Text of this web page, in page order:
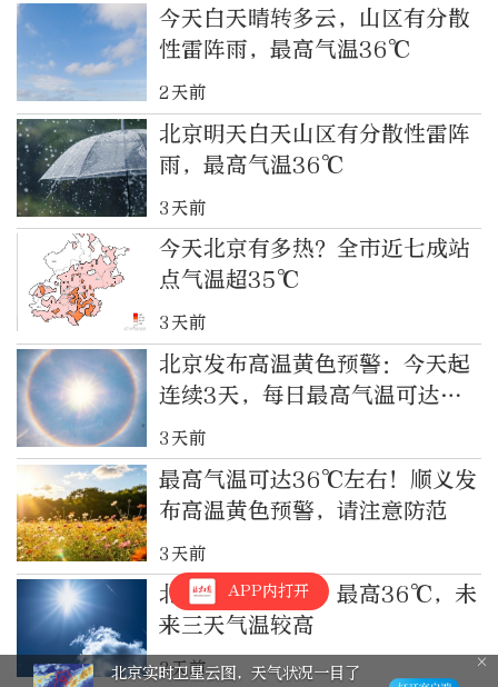
今天白天晴转多云，山区有分散
性雷阵雨，最高气温36℃
2天前
北京明天白天山区有分散性雷阵
雨，最高气温36℃
3天前
今天北京有多热？全市近七成站
点气温超35℃
3天前
北京发布高温黄色预警：今天起
连续3天，每日最高气温可达
36℃左右
3天前
最高气温可达36℃左右！顺义发
布高温黄色预警，请注意防范
3天前
北京今日仍有雨，最高36℃，未
来三天气温较高
3天前
APP内打开
北京实时卫星云图，天气状况一目了